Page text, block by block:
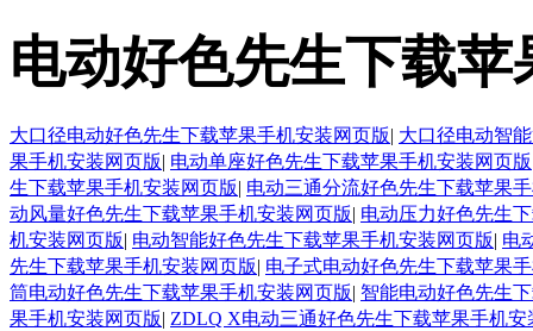
电动好色先生下载
大口径电动好色先生下载苹果手机安装网页版| 大口径电动智
果手机安装网页版| 电动单座好色先生下载苹果手机安装网页版
生下载苹果手机安装网页版| 电动三通分流好色先生下载苹果
动风量好色先生下载苹果手机安装网页版| 电动压力好色先生
机安装网页版| 电动智能好色先生下载苹果手机安装网页版| 电
先生下载苹果手机安装网页版| 电子式电动好色先生下载苹果
筒电动好色先生下载苹果手机安装网页版| 智能电动好色先生
果手机安装网页版| ZDLQ X电动三通好色先生下载苹果手机安